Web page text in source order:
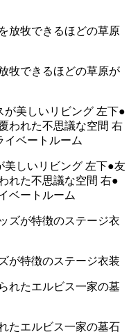
牧できるほどの草原が
美しいリビング 左下●友
れた不思議な空間 右●
ベートルーム
が特徴のステージ衣装
たエルビス一家の墓石